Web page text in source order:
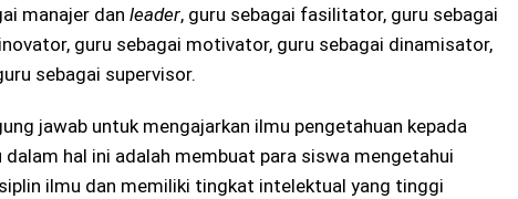
manajer dan leader, guru sebagai fasilitator, guru sebagai
guru sebagai motivator, guru sebagai dinamisator,
sebagai supervisor.
jawab untuk mengajarkan ilmu pengetahuan kepada
hal ini adalah membuat para siswa mengetahui
ilmu dan memiliki tingkat intelektual yang tinggi